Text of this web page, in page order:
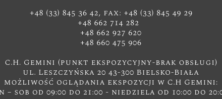
+48 (33) 845 36 42, fax: +48 (33) 845 49 29
+48 662 714 282
+48 662 927 620
+48 660 475 906
C.H. Gemini (punkt ekspozycyjny-brak obsługi)
ul. Leszczyńska 20 43-300 Bielsko-Biała
możliwość oglądania ekspozycji w C.H Gemini:
– sob od 09:00 do 21:00 - niedziela od 10:00 do